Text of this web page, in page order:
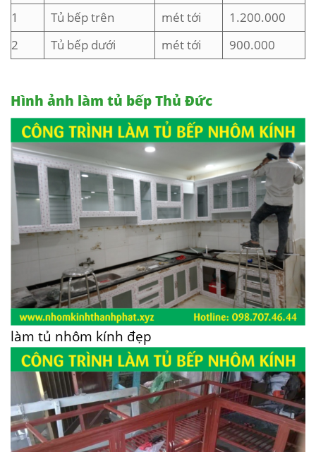
1
Tủ bếp trên mét tới
1.200.000
2
Tủ bếp dưới mét tới 900.000
Hình ảnh làm tủ bếp Thủ Đức
làm tủ nhôm kính đẹp